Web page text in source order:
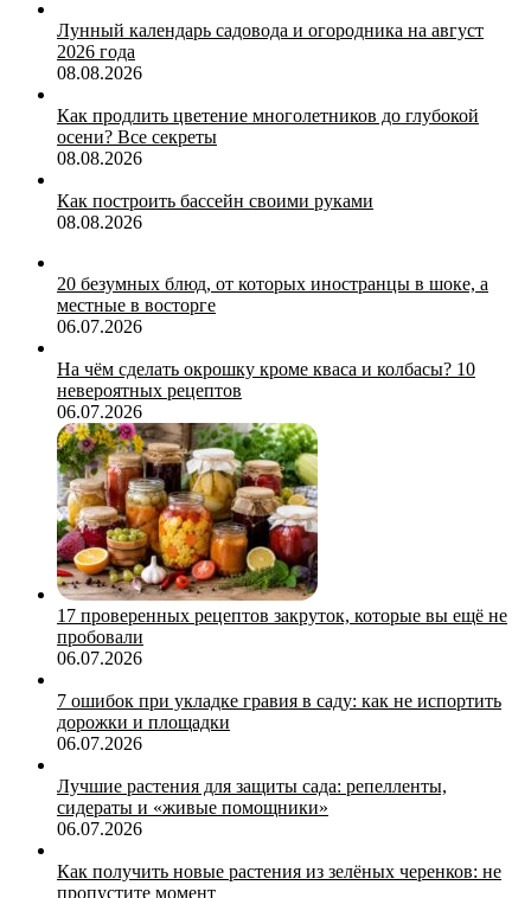
Лунный календарь садовода и огородника на август
2026 года
08.08.2026
Как продлить цветение многолетников до глубокой
осени? Все секреты
08.08.2026
Как построить бассейн своими руками
08.08.2026
20 безумных блюд, от которых иностранцы в шоке, а
местные в восторге
06.07.2026
На чём сделать окрошку кроме кваса и колбасы? 10
невероятных рецептов
06.07.2026
17 проверенных рецептов закруток, которые вы ещё не
пробовали
06.07.2026
7 ошибок при укладке гравия в саду: как не испортить
дорожки и площадки
06.07.2026
Лучшие растения для защиты сада: репелленты,
сидераты и «живые помощники»
06.07.2026
Как получить новые растения из зелёных черенков: не
пропустите момент